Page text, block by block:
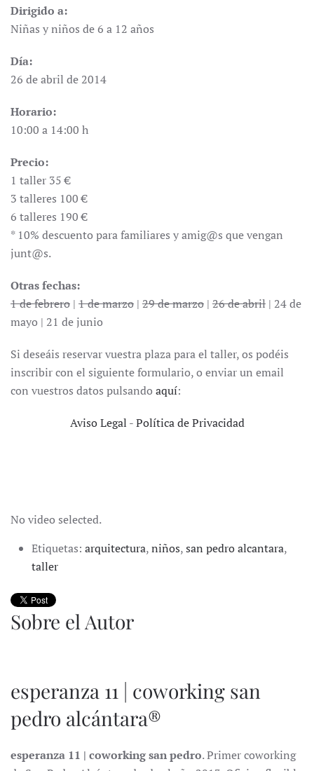
Dirigido a:
Niñas y niños de 6 a 12 años
Día:
26 de abril de 2014
Horario:
10:00 a 14:00 h
Precio:
1 taller 35 €
3 talleres 100 €
6 talleres 190 €
* 10% descuento para familiares y amig@s que vengan
junt@s.
Otras fechas:
1 de febrero | 1 de marzo | 29 de marzo | 26 de abril | 24 de
mayo | 21 de junio
Si deseáis reservar vuestra plaza para el taller, os podéis
inscribir con el siguiente formulario, o enviar un email
con vuestros datos pulsando aquí:
Aviso Legal -Política de Privacidad
No video selected.
Etiquetas: arquitectura,niños,san pedro alcantara,
taller
Sobre el Autor
esperanza 11 | coworking san
pedro alcántara®
esperanza 11 | coworking san pedro. Primer coworking